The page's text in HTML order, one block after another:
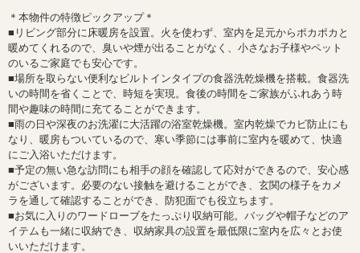
＊本物件の特徴ピックアップ＊
■リビング部分に床暖房を設置。火を使わず、室内を足元からポカポカと
暖めてくれるので、臭いや煙が出ることがなく、小さなお子様やペット
のいるご家庭でも安心です。
■場所を取らない便利なビルトインタイプの食器洗乾燥機を搭載。食器洗
いの時間を省くことで、時短を実現。食後の時間をご家族がふれあう時
間や趣味の時間に充てることができます。
■雨の日や深夜のお洗濯に大活躍の浴室乾燥機。室内乾燥でカビ防止にも
なり、暖房もついているので、寒い季節には事前に室内を暖めて、快適
にご入浴いただけます。
■予定の無い急な訪問にも相手の顔を確認して応対ができるので、安心感
がございます。必要のない接触を避けることができ、玄関の様子をカメ
ラを通して確認することができ、防犯面でも役立ちます。
■お気に入りのワードローブをたっぷり収納可能。バッグや帽子などのア
イテムも一緒に収納でき、収納家具の設置を最低限に室内を広々とお使
いいただけます。